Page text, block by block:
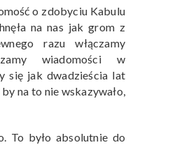
o zdobyciu Kabulu
na nas jak grom z
razu włączamy
wiadomości w
się jak dwadzieścia lat
na to nie wskazywało,
To było absolutnie do